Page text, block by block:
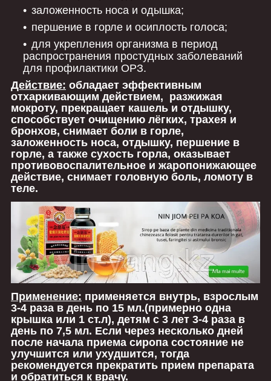
заложенность носа и одышка;
першение в горле и осиплость голоса;
для укрепления организма в период
распространения простудных заболеваний
для профилактики ОРЗ.
Действие: обладает эффективным
отхаркивающим действием, разжижая
мокроту, прекращает кашель и отдышку,
способствует очищению лёгких, трахея и
бронхов, снимает боли в горле,
заложенность носа, отдышку, першение в
горле, а также сухость горла, оказывает
противовоспалительное и жаропонижающее
действие, снимает головную боль, ломоту в
теле.
Применение: применяется внутрь, взрослым
3-4 раза в день по 15 мл.(примерно одна
крышка или 1 ст.л), детям с 3 лет 3-4 раза в
день по 7,5 мл. Если через несколько дней
после начала приема сиропа состояние не
улучшится или ухудшится, тогда
рекомендуется прекратить прием препарата
и обратиться к врачу.